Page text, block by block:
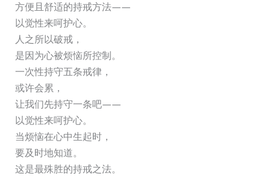
方便且舒适的持戒方法——
以觉性来呵护心。
人之所以破戒，
是因为心被烦恼所控制。
一次性持守五条戒律，
或许会累，
让我们先持守一条吧——
以觉性来呵护心。
当烦恼在心中生起时，
要及时地知道。
这是最殊胜的持戒之法。